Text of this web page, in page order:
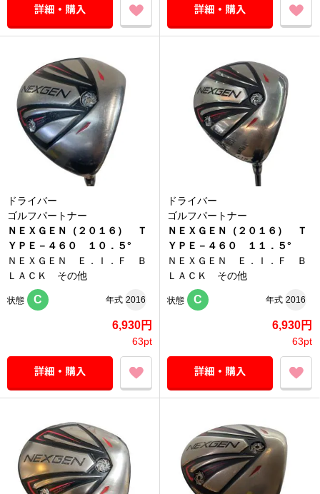
ドライバー
ゴルフパートナー
ＮＥＸＧＥＮ（２０１６） Ｔ
ＹＰＥ－４６０ １０．５°
ＮＥＸＧＥＮ Ｅ．Ｉ．Ｆ Ｂ
ＬＡＣＫ その他
状態 C 年式 2016
6,930円
63pt
ドライバー
ゴルフパートナー
ＮＥＸＧＥＮ（２０１６） Ｔ
ＹＰＥ－４６０ １１．５°
ＮＥＸＧＥＮ Ｅ．Ｉ．Ｆ Ｂ
ＬＡＣＫ その他
状態 C 年式 2016
6,930円
63pt